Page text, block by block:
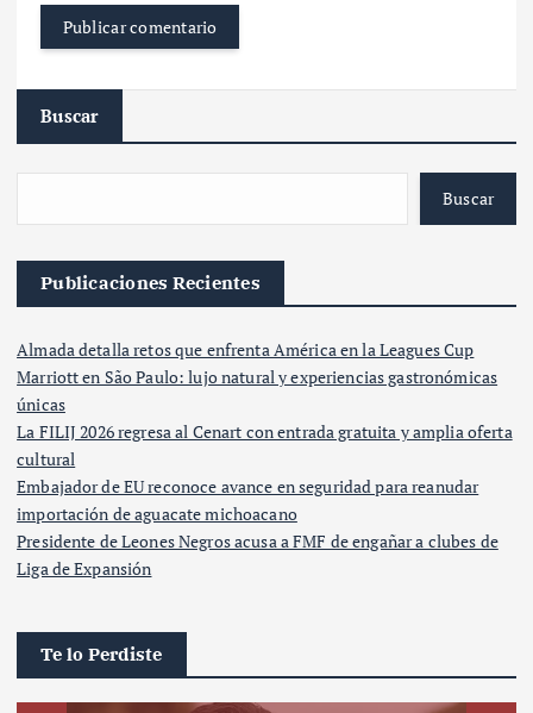
Buscar
Buscar
Publicaciones Recientes
Almada detalla retos que enfrenta América en la Leagues Cup
Marriott en São Paulo: lujo natural y experiencias gastronómicas
únicas
La FILIJ 2026 regresa al Cenart con entrada gratuita y amplia oferta
cultural
Embajador de EU reconoce avance en seguridad para reanudar
importación de aguacate michoacano
Presidente de Leones Negros acusa a FMF de engañar a clubes de
Liga de Expansión
Te lo Perdiste